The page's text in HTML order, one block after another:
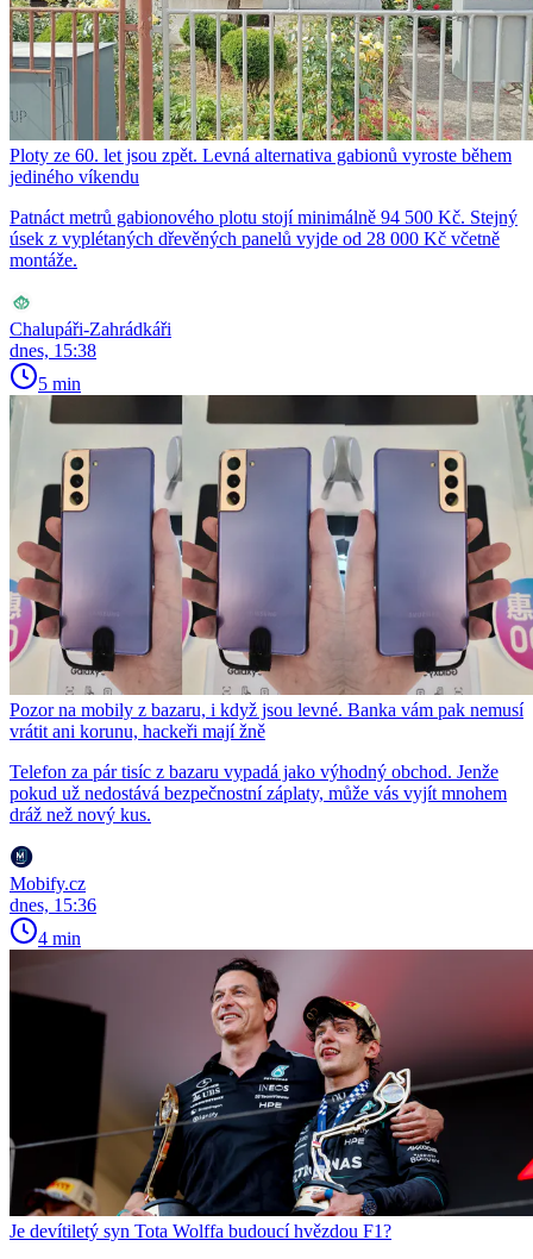
Ploty ze 60. let jsou zpět. Levná alternativa gabionů vyroste během
jediného víkendu
Patnáct metrů gabionového plotu stojí minimálně 94 500 Kč. Stejný
úsek z vyplétaných dřevěných panelů vyjde od 28 000 Kč včetně
montáže.
Chalupáři-Zahrádkáři
dnes, 15:38
5 min
Pozor na mobily z bazaru, i když jsou levné. Banka vám pak nemusí
vrátit ani korunu, hackeři mají žně
Telefon za pár tisíc z bazaru vypadá jako výhodný obchod. Jenže
pokud už nedostává bezpečnostní záplaty, může vás vyjít mnohem
dráž než nový kus.
Mobify.cz
dnes, 15:36
4 min
Je devítiletý syn Tota Wolffa budoucí hvězdou F1?